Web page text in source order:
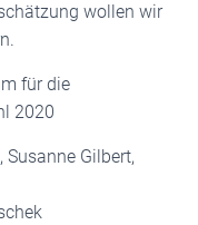
wollen wir
für die
2020
Susanne Gilbert,